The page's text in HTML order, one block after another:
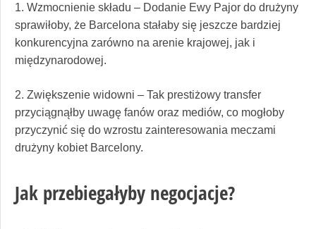
1. Wzmocnienie składu – Dodanie Ewy Pajor do drużyny
sprawiłoby, że Barcelona stałaby się jeszcze bardziej
konkurencyjna zarówno na arenie krajowej, jak i
międzynarodowej.
2. Zwiększenie widowni – Tak prestiżowy transfer
przyciągnąłby uwagę fanów oraz mediów, co mogłoby
przyczynić się do wzrostu zainteresowania meczami
drużyny kobiet Barcelony.
Jak przebiegałyby negocjacje?